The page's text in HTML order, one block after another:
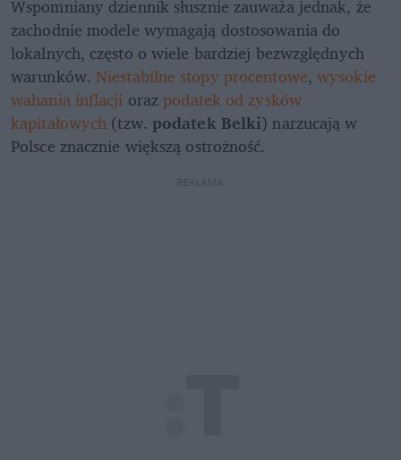
Wspomniany dziennik słusznie zauważa jednak, że
zachodnie modele wymagają dostosowania do
lokalnych, często o wiele bardziej bezwzględnych
warunków. Niestabilne stopy procentowe, wysokie
wahania inflacji oraz podatek od zysków
kapitałowych (tzw. podatek Belki) narzucają w
Polsce znacznie większą ostrożność.
REKLAMA